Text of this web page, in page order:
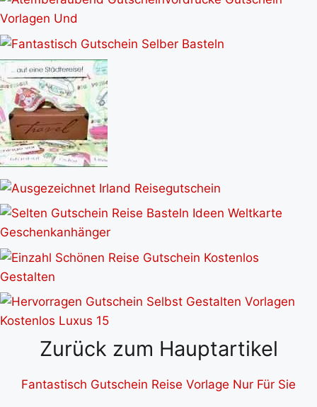
Zurück zum Hauptartikel
Fantastisch Gutschein Reise Vorlage Nur Für Sie